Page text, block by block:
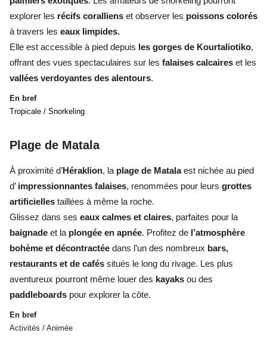
explorer les récifs coralliens et observer les poissons colorés
à travers les eaux limpides.
Elle est accessible à pied depuis les gorges de Kourtaliotiko,
offrant des vues spectaculaires sur les falaises calcaires et les
vallées verdoyantes des alentours.
En bref
Tropicale / Snorkeling
Plage de Matala
À proximité d’Héraklion, la plage de Matalaest nichée au pied
d’ impressionnantes falaises, renommées pour leurs grottes
artificielles taillées à même la roche.
Glissez dans ses eaux calmes et claires, parfaites pour la
baignade et la plongée en apnée. Profitez de l’atmosphère
bohème et décontractée dans l’un des nombreux bars,
restaurants et de cafés situés le long du rivage. Les plus
aventureux pourront même louer des kayaks ou des
paddleboards pour explorer la côte.
En bref
Activités / Animée